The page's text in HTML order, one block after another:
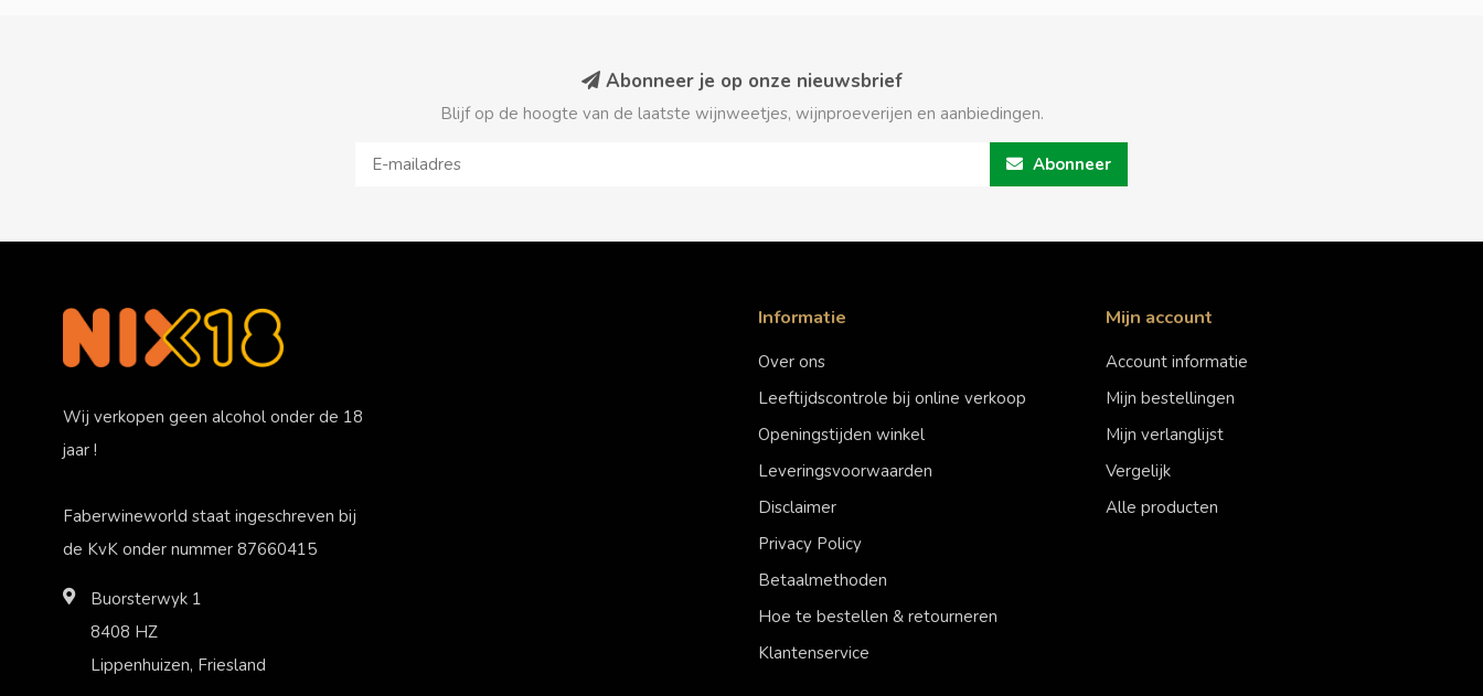
Abonneer je op onze nieuwsbrief
Blijf op de hoogte van de laatste wijnweetjes, wijnproeverijen en aanbiedingen.
Abonneer
Wij verkopen geen alcohol onder de 18
jaar !
Faberwineworld staat ingeschreven bij
de KvK onder nummer 87660415
Buorsterwyk 1
8408 HZ
Lippenhuizen, Friesland
Informatie
Over ons
Leeftijdscontrole bij online verkoop
Openingstijden winkel
Leveringsvoorwaarden
Disclaimer
Privacy Policy
Betaalmethoden
Hoe te bestellen & retourneren
Klantenservice
Mijn account
Account informatie
Mijn bestellingen
Mijn verlanglijst
Vergelijk
Alle producten